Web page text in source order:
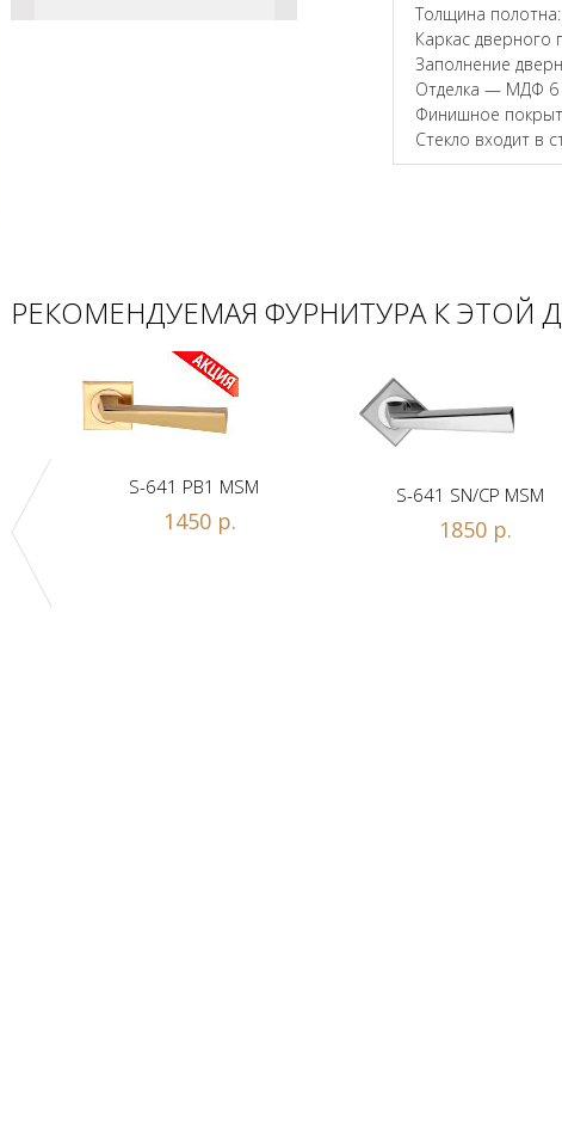
Толщина
Каркас дверного
Заполнение
Отделка — МДФ 6
Финишное
Стекло входит в
РЕКОМЕНДУЕМАЯ ФУРНИТУРА К ЭТОЙ
S-641 PB1 MSM
1450 р.
S-641 SN/CP MSM
1850 р.